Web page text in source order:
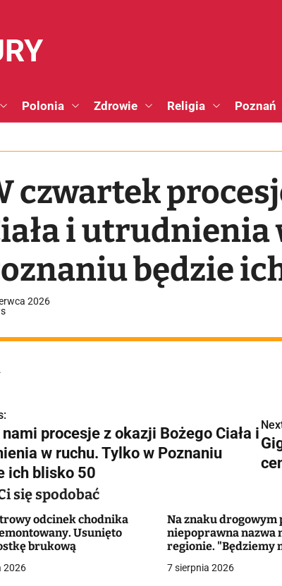
Polonia Zdrowie Religia Poznań
czwartek
i utrudnienia
będzie
2026
procesje z okazji Bożego Ciała i
w ruchu. Tylko w Poznaniu
ich blisko 50
się spodobać
odcinek chodnika
Usunięto
brukową
2026
Na znaku drogowym
niepoprawna nazwa
regionie. "Będziemy
7 sierpnia 2026